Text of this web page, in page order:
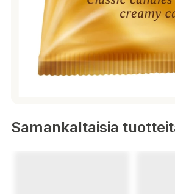
Samankaltaisia